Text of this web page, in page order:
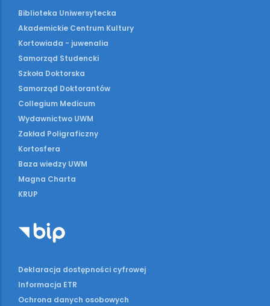
Biblioteka Uniwersytecka
Akademickie Centrum Kultury
Kortowiada - juwenalia
Samorząd Studencki
Szkoła Doktorska
Samorząd Doktorantów
Collegium Medicum
Wydawnictwo UWM
Zakład Poligraficzny
Kortosfera
Baza wiedzy UWM
Magna Charta
KRUP
Deklaracja dostępności cyfrowej
Informacja ETR
Ochrona danych osobowych